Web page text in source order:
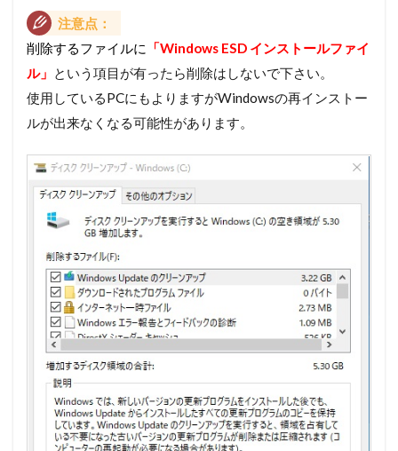
注意点：
削除するファイルに
「Windows ESD インストールファイ
ル」 という項目が有ったら削除はしないで下さい。
使用しているPCにもよりますがWindowsの再インストー
ルが出来なくなる可能性があります。